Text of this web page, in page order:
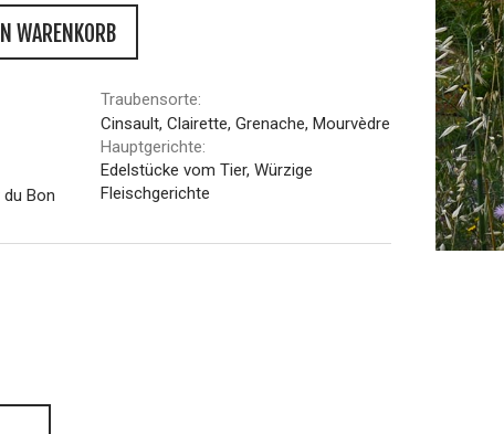
WARENKORB
Bon
Traubensorte:
Cinsault, Clairette, Grenache, Mourvèdre
Hauptgerichte:
Edelstücke vom Tier, Würzige
Fleischgerichte